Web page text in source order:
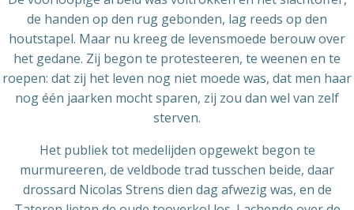
de handen op den rug gebonden, lag reeds op den
houtstapel. Maar nu kreeg de levensmoede berouw over
het gedane. Zij begon te protesteeren, te weenen en te
roepen: dat zij het leven nog niet moede was, dat men haar
nog één jaarken mocht sparen, zij zou dan wel van zelf
sterven.
Het publiek tot medelijden opgewekt begon te
murmureeren, de veldbode trad tusschen beide, daar
drossard Nicolas Strens dien dag afwezig was, en de